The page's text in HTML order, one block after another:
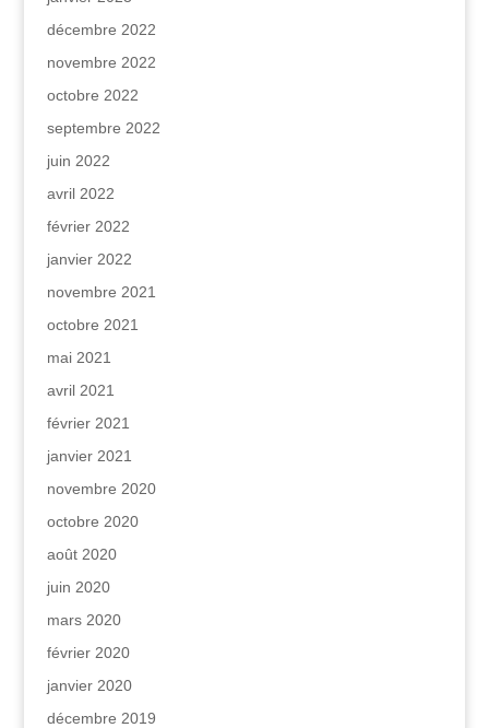
décembre 2022
novembre 2022
octobre 2022
septembre 2022
juin 2022
avril 2022
février 2022
janvier 2022
novembre 2021
octobre 2021
mai 2021
avril 2021
février 2021
janvier 2021
novembre 2020
octobre 2020
août 2020
juin 2020
mars 2020
février 2020
janvier 2020
décembre 2019